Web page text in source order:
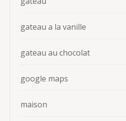
gateau a la vanille
gateau au chocolat
google maps
maison